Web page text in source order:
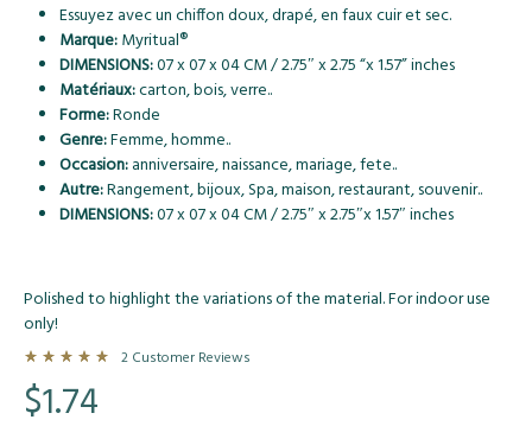
Essuyez avec un chiffon doux, drapé, en faux cuir et sec.
Marque:Myritual®
DIMENSIONS:07 x 07 x 04 CM / 2.75″ x 2.75 “x 1.57” inches
Matériaux:carton, bois, verre..
Forme:Ronde
Genre:Femme, homme..
Occasion:anniversaire, naissance, mariage, fete..
Autre:Rangement, bijoux, Spa, maison, restaurant, souvenir..
DIMENSIONS:07 x 07 x 04 CM / 2.75″ x 2.75″x 1.57″ inches
Polished to highlight the variations of the material. For indoor use
only!
2 Customer Reviews
$1.74